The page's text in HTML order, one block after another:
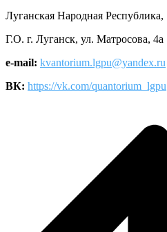
Луганская Народная Республика,
Г.О. г. Луганск, ул. Матросова, 4а
e-mail: kvantorium.lgpu@yandex.ru
ВК: https://vk.com/quantorium_lgpu